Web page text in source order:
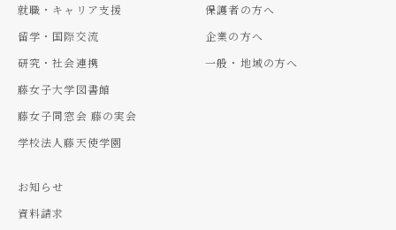
就職・キャリア支援
留学・国際交流
研究・社会連携
藤女子大学図書館
藤女子同窓会 藤の実会
学校法人藤天使学園
保護者の方へ
企業の方へ
一般・地域の方へ
お知らせ
資料請求